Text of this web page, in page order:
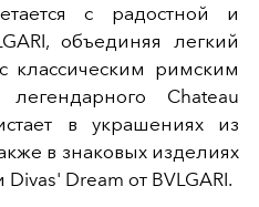
с радостной и
объединяя легкий
классическим римским
Chateau
в украшениях из
в знаковых изделиях
Dream от BVLGARI.